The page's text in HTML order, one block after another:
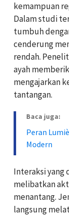
kemampuan
Dalam studi
tumbuh
cenderung
rendah.
ayah
mengajarkan
tantangan.
Baca juga:
Peran
Modern
Interaksi yang
melibatkan
menantang.
langsung